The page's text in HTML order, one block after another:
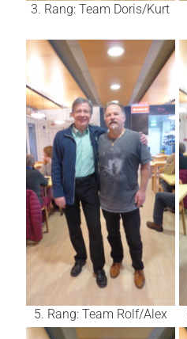
3. Rang: Team Doris/Kurt
5. Rang: Team Rolf/Alex